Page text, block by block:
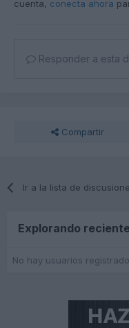
cuenta, conecta ahora
Responder a esta
Compartir
Ir a la lista de
Explorando
No hay usuarios